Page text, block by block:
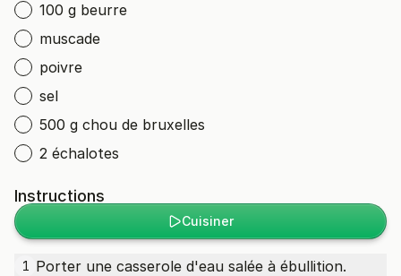
100 g beurre
muscade
poivre
sel
500 g chou de bruxelles
2 échalotes
Instructions
Cuisiner
1 Porter une casserole d'eau salée à ébullition.